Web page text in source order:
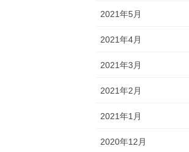
2021年5月
2021年4月
2021年3月
2021年2月
2021年1月
2020年12月